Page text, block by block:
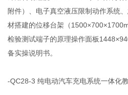
附件）、电子真空液压限制动作系统
材搭建的位移台架（
检验测试端子的原理操作面板
备实操说明书。
-QC28-3 纯电动汽车充电系统一体化